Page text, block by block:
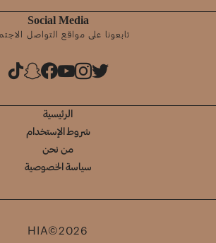
Social Media
تابعونا على مواقع التواصل الاجتماعي
الرئيسية
شروط الإستخدام
من نحن
سياسة الخصوصية
HIA©2026